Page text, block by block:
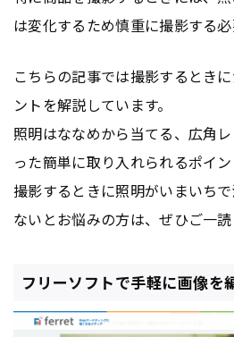
は変化するため慎重に撮影する必
こちらの記事では撮影するとき
ントを解説しています。
照明はななめから当てる、広角
った簡単に取り入れられるポイン
撮影するときに照明がいまいち
ないとお悩みの方は、ぜひご一読
フリーソフトで手軽に画像を